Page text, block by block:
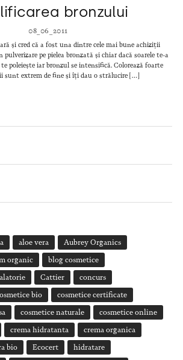
bronzului
08_06_2011
și cred că a fost una dintre cele mai bune achiziții
pulverizare pe pielea bronzată și chiar dacă soarele te-a
poleiește iar bronzul se intensifică. Colorează foarte
sunt extrem de fine și îți dau o strălucire […]
aloe vera Aubrey Organics
organic blog cosmetice
Cattier concurs
bio cosmetice certificate
cosmetice naturale cosmetice online
crema hidratanta crema organica
bio Ecocert hidratare